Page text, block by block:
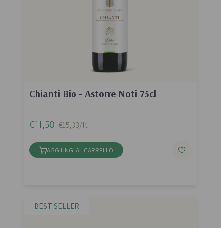
Chianti Bio - Astorre Noti 75cl
€11,50 €15,33/lt
AGGIUNGI AL CARRELLO
BEST SELLER